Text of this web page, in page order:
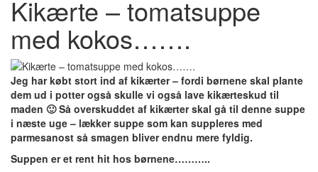
Kikærte – tomatsuppe
med kokos…….
Jeg har købt stort ind af kikærter – fordi børnene skal plante
dem ud i potter også skulle vi også lave kikærteskud til
maden 🙂 Så overskuddet af kikærter skal gå til denne suppe
i næste uge – lækker suppe som kan suppleres med
parmesanost så smagen bliver endnu mere fyldig.
Suppen er et rent hit hos børnene………..